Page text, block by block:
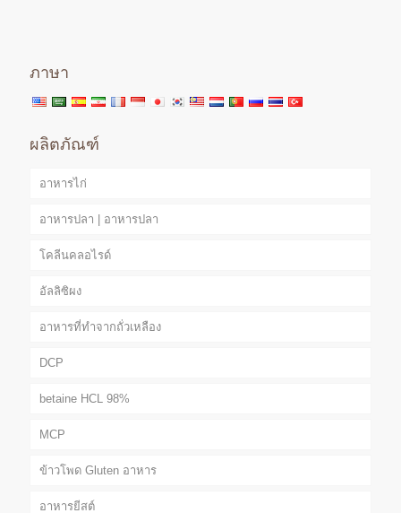
ภาษา
ผลิตภัณฑ์
อาหารไก่
อาหารปลา | อาหารปลา
โคลีนคลอไรด์
อัลลิซิผง
อาหารที่ทำจากถั่วเหลือง
DCP
betaine HCL 98%
MCP
ข้าวโพด Gluten อาหาร
อาหารยีสต์